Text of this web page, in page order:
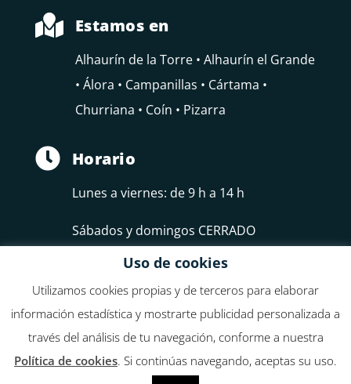
 Estamos en
Alhaurín de la Torre • Alhaurín el Grande
• Álora • Campanillas • Cártama •
Churriana • Coín • Pizarra
 Horario
Lunes a viernes: de 9 h a 14 h
Sábados y domingos CERRADO
Federación de Empresarios del Guadalhorce, FEDELHORCE
Uso de cookies
Utilizamos cookies propias y de terceros para elaborar
información estadística y mostrarte publicidad personalizada a
través del análisis de tu navegación, conforme a nuestra
Política de cookies. Si continúas navegando, aceptas su uso.